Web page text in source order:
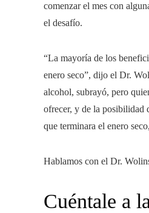
comenzar el mes con
el desafío.
“La mayoría de los
enero seco”, dijo el Dr.
alcohol, subrayó, pero
ofrecer, y de la posibilidad
que terminara el enero
Hablamos con el Dr.
Cuéntale a